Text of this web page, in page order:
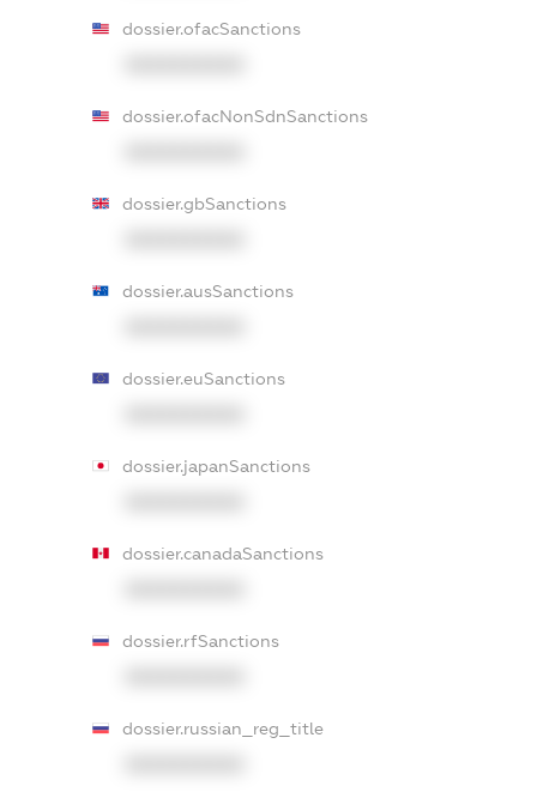
dossier.ofacSanctions
dossier.ofacNonSdnSanctions
dossier.gbSanctions
dossier.ausSanctions
dossier.euSanctions
dossier.japanSanctions
dossier.canadaSanctions
dossier.rfSanctions
dossier.russian_reg_title